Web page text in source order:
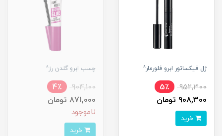
ژل فیکساتور ابرو فلورمار^
952,300
5٪
908,300 تومان
چسب ابرو گلدن رز^
904,100
4٪
871,000 تومان
ناموجود